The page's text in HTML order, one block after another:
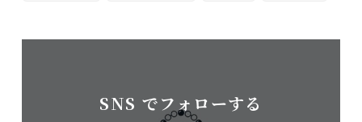
SNS でフォローする